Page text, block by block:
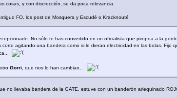
cosas, y con discrección, se da poca relevancia.
FO, los post de Mosquera y Escudé o Kracknouté
No sólo te has convertido en un oficialista que piropea a la
agitando una bandera como si le dieran electricidad en las bolas. Fijo
Gorri , que nos lo han cambiao...
no llevaba bandera de la GATE, estuve con un banderón arlequinado